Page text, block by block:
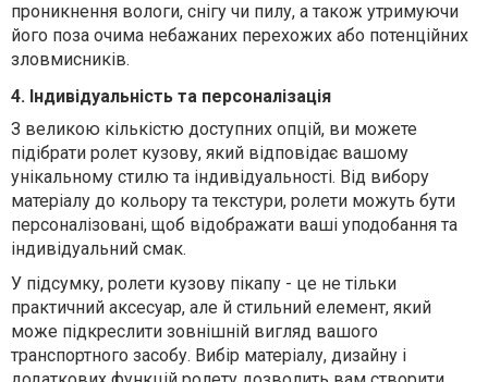
проникнення вологи, снігу чи пилу, а також утримуючи
його поза очима небажаних перехожих або потенційних
зловмисників.
4. Індивідуальність та персоналізація
З великою кількістю доступних опцій, ви можете
підібрати ролет кузову, який відповідає вашому
унікальному стилю та індивідуальності. Від вибору
матеріалу до кольору та текстури, ролети можуть бути
персоналізовані, щоб відображати ваші уподобання та
індивідуальний смак.
У підсумку, ролети кузову пікапу - це не тільки
практичний аксесуар, але й стильний елемент, який
може підкреслити зовнішній вигляд вашого
транспортного засобу. Вибір матеріалу, дизайну і